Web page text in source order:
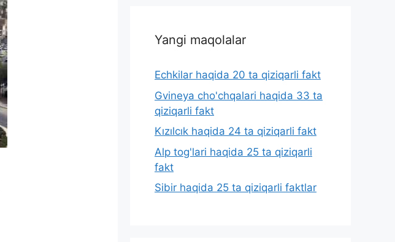
Yangi maqolalar
Echkilar haqida 20 ta qiziqarli fakt
Gvineya cho'chqalari haqida 33 ta
qiziqarli fakt
Kızılcık haqida 24 ta qiziqarli fakt
Alp tog'lari haqida 25 ta qiziqarli
fakt
Sibir haqida 25 ta qiziqarli faktlar